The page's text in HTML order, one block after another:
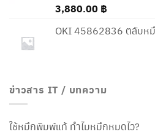
3,880.00 ฿
OKI 45862836 ตลับห
ข่าวสาร IT / บทความ
ใช้หมึกพิมพ์แท้ ทำไมหมึกหมดไว?